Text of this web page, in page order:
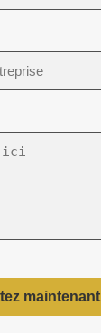
maintenant